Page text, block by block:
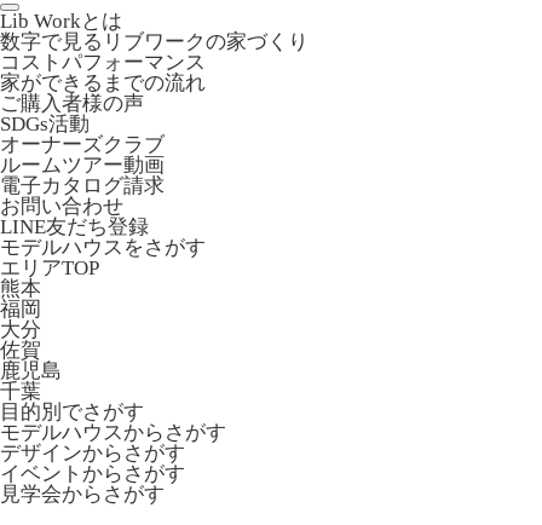
Lib Workとは
数字で見るリブワークの家づくり
コストパフォーマンス
家ができるまでの流れ
ご購入者様の声
SDGs活動
オーナーズクラブ
ルームツアー動画
電子カタログ請求
お問い合わせ
LINE友だち登録
モデルハウスをさがす
エリアTOP
熊本
福岡
大分
佐賀
鹿児島
千葉
目的別でさがす
モデルハウスからさがす
デザインからさがす
イベントからさがす
見学会からさがす